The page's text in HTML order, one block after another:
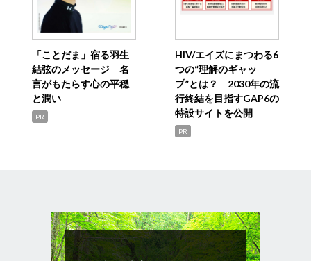
「ことだま」宿る羽生
結弦のメッセージ 名
言がもたらす心の平穏
と潤い
PR
HIV/エイズにまつわる6
つの“理解のギャッ
プ”とは？ 2030年の流
行終結を目指すGAP6の
特設サイトを公開
PR